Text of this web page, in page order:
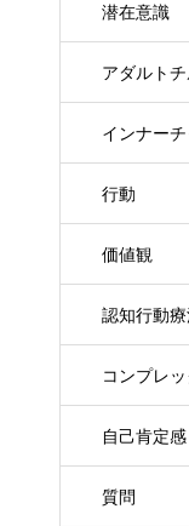
潜在意識
アダルト
インナー
行動
価値観
認知行動
コンプレ
自己肯定感
質問